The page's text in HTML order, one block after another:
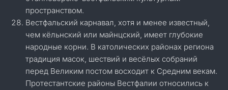
пространством.
Вестфальский карнавал, хотя и менее известный,
чем кёльнский или майнцский, имеет глубокие
народные корни. В католических районах региона
традиция масок, шествий и весёлых собраний
перед Великим постом восходит к Средним векам.
Протестантские районы Вестфалии относились к